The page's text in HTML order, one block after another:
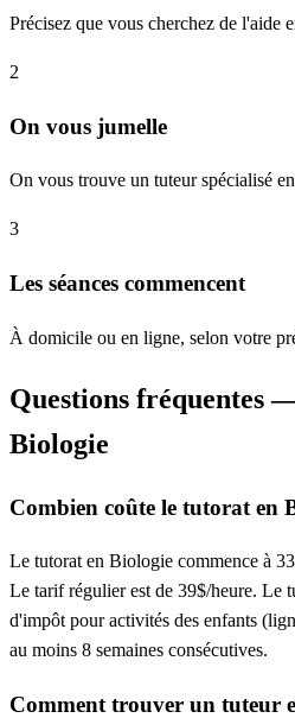
Précisez que vous cherchez de l'aide
2
On vous jumelle
On vous trouve un tuteur spécialisé
3
Les séances commencent
À domicile ou en ligne, selon votre
Questions fréquentes
Biologie
Combien coûte le tutorat en
Le tutorat en Biologie commence à
Le tarif régulier est de 39$/heure. Le
d'impôt pour activités des enfants
au moins 8 semaines consécutives.
Comment trouver un tuteur